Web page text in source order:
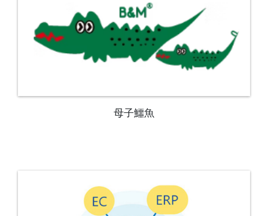
母子鱷魚